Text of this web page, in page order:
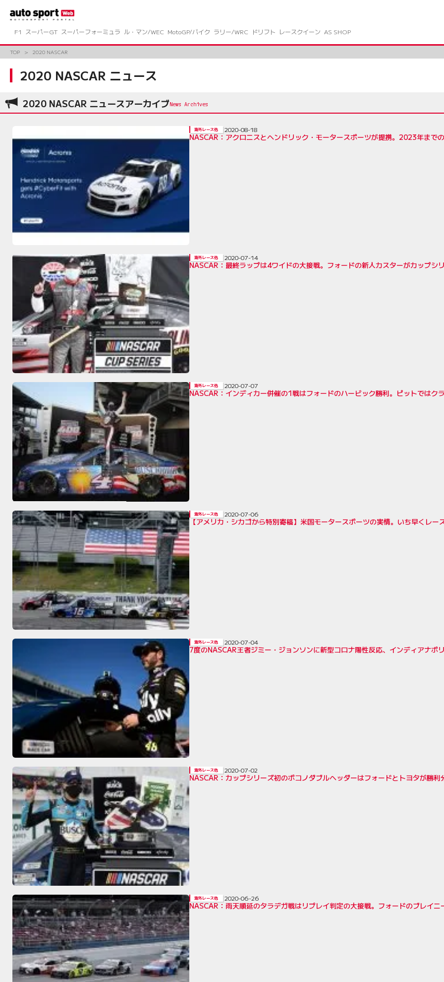
ツ
ス
F1 スーパーGT スーパーフォーミュラ ル・マン/WEC MotoGP/バイク ラリー/WRC ドリフト レースクイーン AS SHOP
TOP 2020 NASCAR
2020 NASCAR ニュース
2020 NASCAR ニュースアーカイブ
NASCAR：アクロニスとヘンドリック・モータースポーツが提携。2023年まで
海外レース他 2020-08-18
NASCAR：最終ラップは4ワイドの大接戦。フォードの新人カスターがカップシ
海外レース他 2020-07-14
NASCAR：インディカー併催の1戦はフォードのハービック勝利。ピットではク
海外レース他 2020-07-07
【アメリカ・シカゴから特別寄稿】米国モータースポーツの実情。いち早くレー
海外レース他 2020-07-06
7度のNASCAR王者ジミー・ジョンソンに新型コロナ陽性反応、インディアナポ
海外レース他 2020-07-04
NASCAR：カップシリーズ初のポコノダブルヘッダーはフォードとトヨタが勝利
海外レース他 2020-07-02
NASCAR：雨天順延のタラデガ戦はリプレイ判定の大接戦。フォードのブレイニ
海外レース他 2020-06-26